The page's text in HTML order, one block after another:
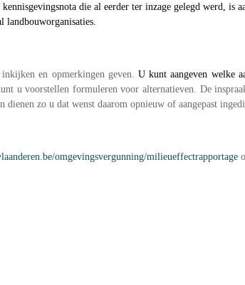
die al eerder ter inzage gelegd werd, is
landbouworganisaties.
inkijken en opmerkingen geven.U kunt aangeven welke
u voorstellen formuleren voor alternatieven. De
zo u dat wenst daarom opnieuw of aangepast
omgevingsvergunning/milieueffectrapportage